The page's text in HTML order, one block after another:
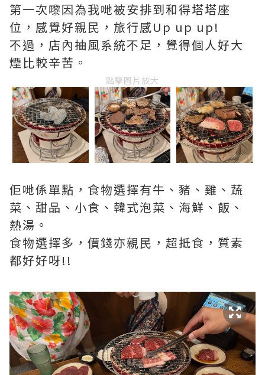
第一次嚟因為我哋被安排到和得塔塔座
位，感覺好親民，旅行感Up up up!
不過，店內抽風系統不足，覺得個人好大
煙比較辛苦。
點擊圖片放大
佢哋係單點，食物選擇有牛、豬、雞、蔬
菜、甜品、小食、韓式泡菜、海鮮、飯、
熱湯。
食物選擇多，價錢亦親民，超抵食，質素
都好好呀!!